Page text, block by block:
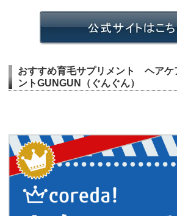
おすすめ育毛サプリメント ヘアケ
ントGUNGUN（ぐんぐん）